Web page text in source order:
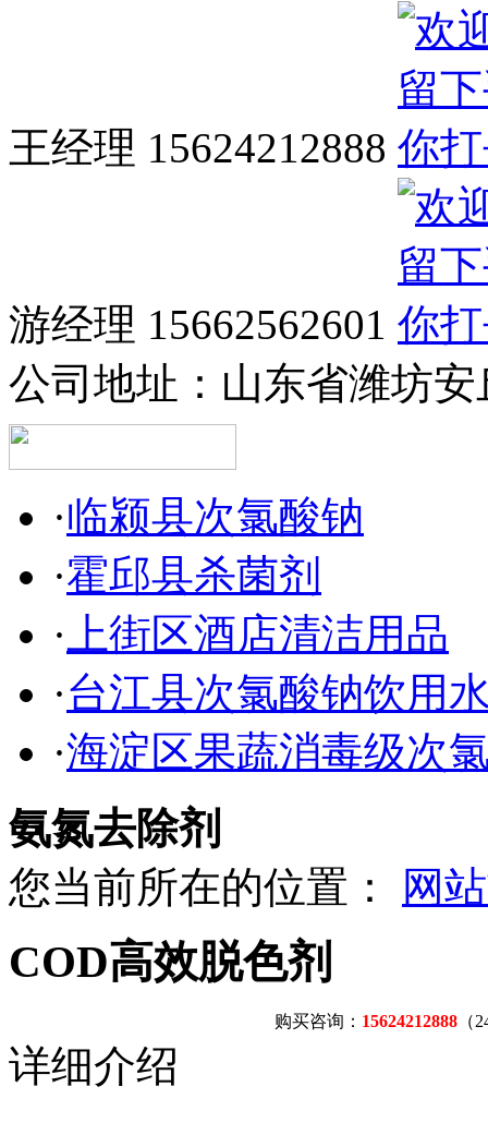
王经理 15624212888
游经理 15662562601
公司地址： 山东省潍坊
·临颍县次氯酸钠
·霍邱县杀菌剂
· 上街区酒店清洁用品
·台江县次氯酸钠饮用
·海淀区果蔬消毒级次
氨氮去除剂
您当前所在的位置：
网
COD高效脱色剂
购买咨询： 15624212888 （
详细介绍